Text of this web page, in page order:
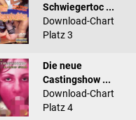
Schwiegertoc ...
Download-Chart
Platz 3
Die neue
Castingshow ...
Download-Chart
Platz 4